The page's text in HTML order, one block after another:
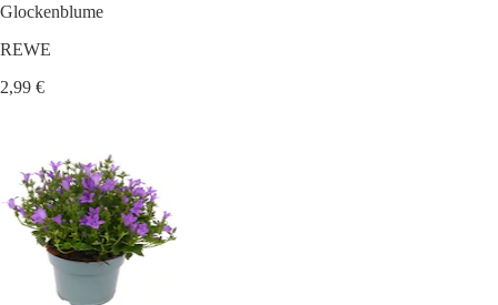
Glockenblume
REWE
2,99 €